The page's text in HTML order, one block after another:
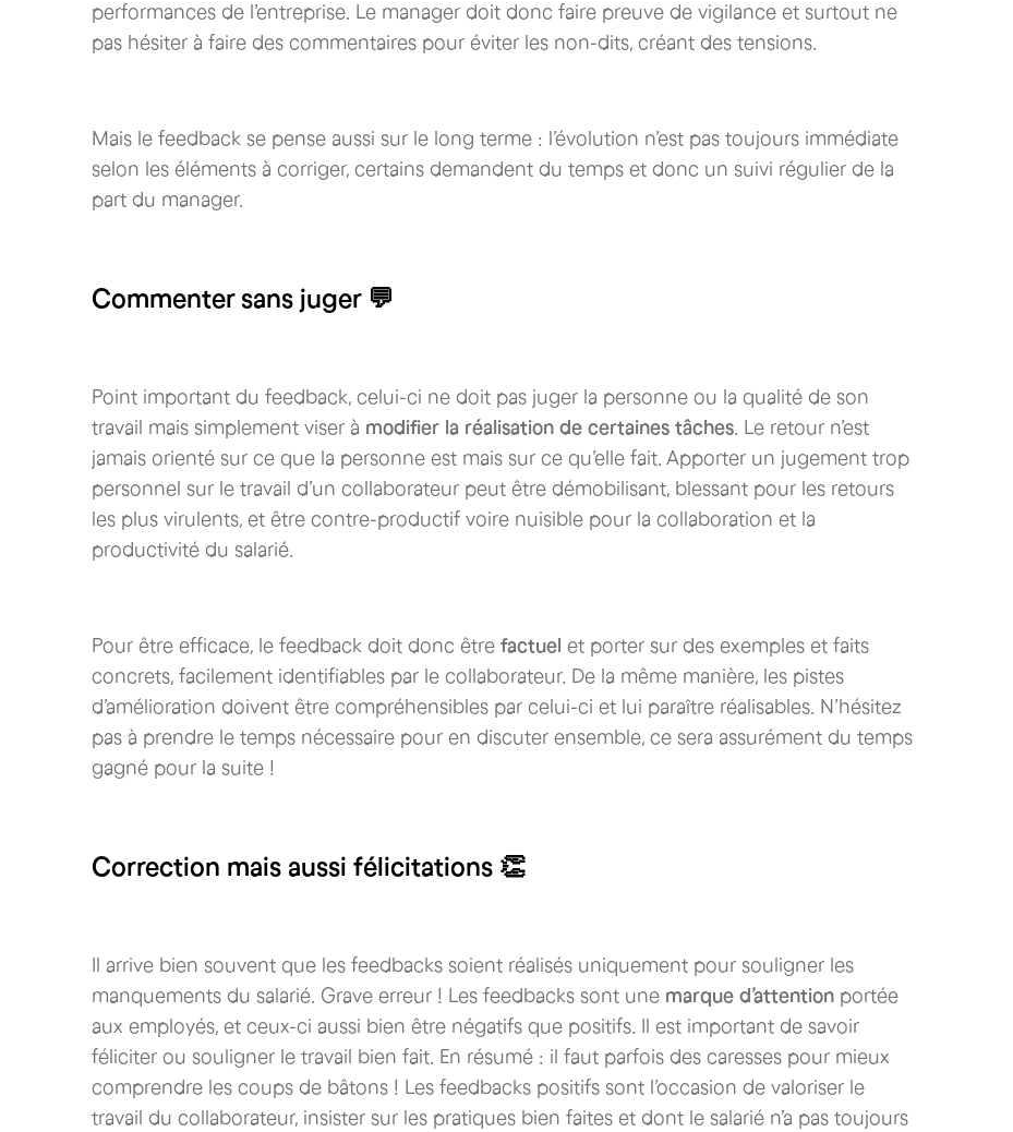
performances de l’entreprise. Le manager doit donc faire preuve de vigilance et surtout ne
pas hésiter à faire des commentaires pour éviter les non-dits, créant des tensions.
Mais le feedback se pense aussi sur le long terme : l’évolution n’est pas toujours immédiate
selon les éléments à corriger, certains demandent du temps et donc un suivi régulier de la
part du manager.
Commenter sans juger 💬
Point important du feedback, celui-ci ne doit pas juger la personne ou la qualité de son
travail mais simplement viser à modifier la réalisation de certaines tâches. Le retour n’est
jamais orienté sur ce que la personne est mais sur ce qu’elle fait. Apporter un jugement trop
personnel sur le travail d’un collaborateur peut être démobilisant, blessant pour les retours
les plus virulents, et être contre-productif voire nuisible pour la collaboration et la
productivité du salarié.
Pour être efficace, le feedback doit donc être factuel et porter sur des exemples et faits
concrets, facilement identifiables par le collaborateur. De la même manière, les pistes
d’amélioration doivent être compréhensibles par celui-ci et lui paraître réalisables. N’hésitez
pas à prendre le temps nécessaire pour en discuter ensemble, ce sera assurément du temps
gagné pour la suite !
Correction mais aussi félicitations 👏
Il arrive bien souvent que les feedbacks soient réalisés uniquement pour souligner les
manquements du salarié. Grave erreur ! Les feedbacks sont une marque d’attention portée
aux employés, et ceux-ci aussi bien être négatifs que positifs. Il est important de savoir
féliciter ou souligner le travail bien fait. En résumé : il faut parfois des caresses pour mieux
comprendre les coups de bâtons ! Les feedbacks positifs sont l’occasion de valoriser le
travail du collaborateur, insister sur les pratiques bien faites et dont le salarié n’a pas toujours